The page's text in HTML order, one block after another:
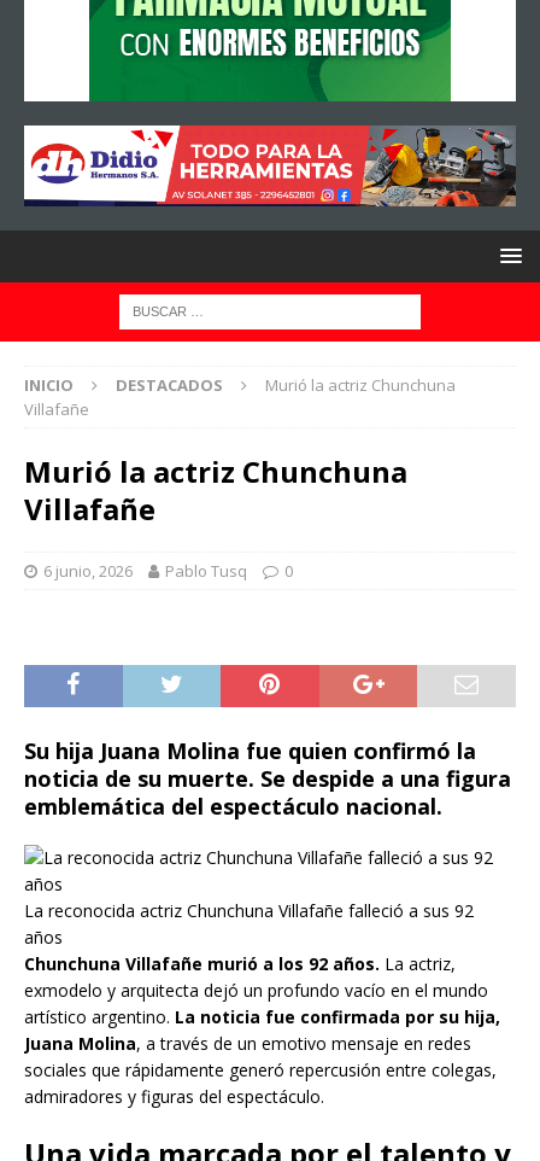
INICIO DESTACADOS
Murió la actriz Chunchuna
Villafañe
Murió la actriz Chunchuna
Villafañe
6 junio, 2026 Pablo Tusq 0
Su hija Juana Molina fue quien confirmó la
noticia de su muerte. Se despide a una figura
emblemática del espectáculo nacional.
La reconocida actriz Chunchuna Villafañe falleció a sus 92
años
Chunchuna Villafañe murió a los 92 años. La actriz,
exmodelo y arquitecta dejó un profundo vacío en el mundo
artístico argentino. La noticia fue confirmada por su hija,
Juana Molina, a través de un emotivo mensaje en redes
sociales que rápidamente generó repercusión entre colegas,
admiradores y figuras del espectáculo.
Una vida marcada por el talento y